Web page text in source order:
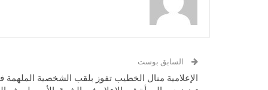
السابق بوست
الإعلامية منال الخطيب تفوز بلقب الشخصية الملهمة